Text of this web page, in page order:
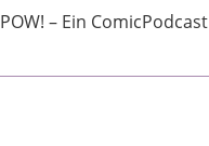
POW! – Ein ComicPodcast